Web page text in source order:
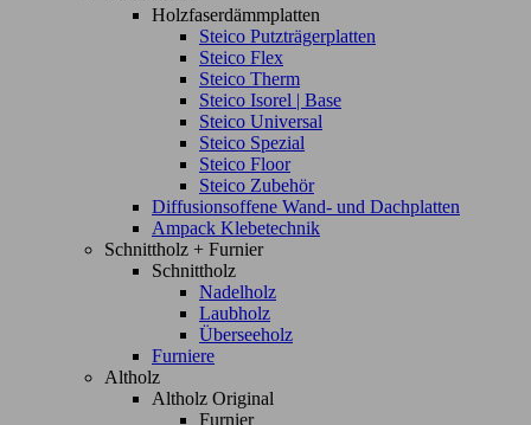
Holzfaserdämmplatten
Steico Putzträgerplatten
Steico Flex
Steico Therm
Steico Isorel | Base
Steico Universal
Steico Spezial
Steico Floor
Steico Zubehör
Diffusionsoffene Wand- und Dachplatten
Ampack Klebetechnik
Schnittholz + Furnier
Schnittholz
Nadelholz
Laubholz
Überseeholz
Furniere
Altholz
Altholz Original
Furnier